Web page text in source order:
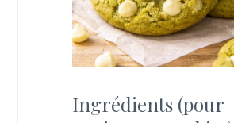
Ingrédients (pour